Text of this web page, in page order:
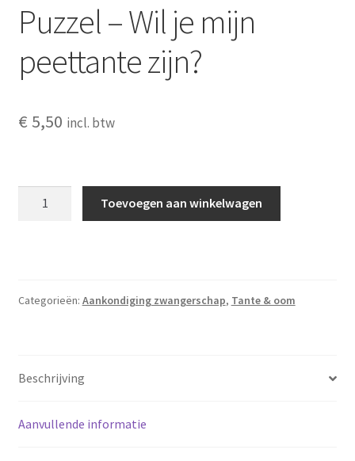
Puzzel – Wil je mijn
peettante zijn?
€ 5,50 incl. btw
peettante
Toevoegen aan winkelwagen
Categorieën: Aankondiging zwangerschap, Tante & oom
Beschrijving
Aanvullende informatie